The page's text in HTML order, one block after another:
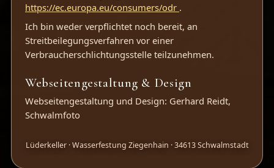
https://ec.europa.eu/consumers/odr .
Ich bin weder verpflichtet noch bereit, an
Streitbeilegungsverfahren vor einer
Verbraucherschlichtungsstelle teilzunehmen.
Webseitengestaltung & Design
Webseitengestaltung und Design: Gerhard Reidt,
Schwalmfoto
Lüderkeller · Wasserfestung Ziegenhain · 34613 Schwalmstadt